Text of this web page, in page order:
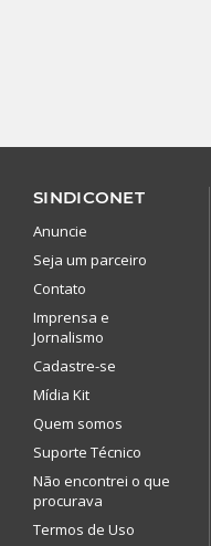
SINDICONET
Anuncie
Seja um parceiro
Contato
Imprensa e
Jornalismo
Cadastre-se
Mídia Kit
Quem somos
Suporte Técnico
Não encontrei o que
procurava
Termos de Uso